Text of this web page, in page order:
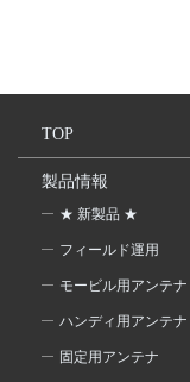
TOP
製品情報
★ 新製品 ★
フィールド運用
モービル用アンテナ
ハンディ用アンテナ
固定用アンテナ